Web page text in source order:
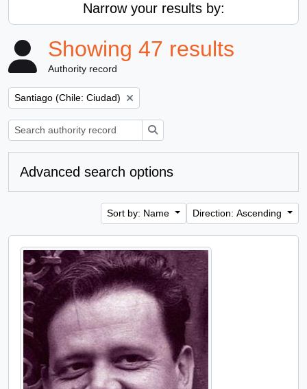
Narrow your results by:
Showing 47 results
Authority record
Remove filter:
Santiago (Chile: Ciudad)
Advanced search options
Sort by: Name Direction: Ascending